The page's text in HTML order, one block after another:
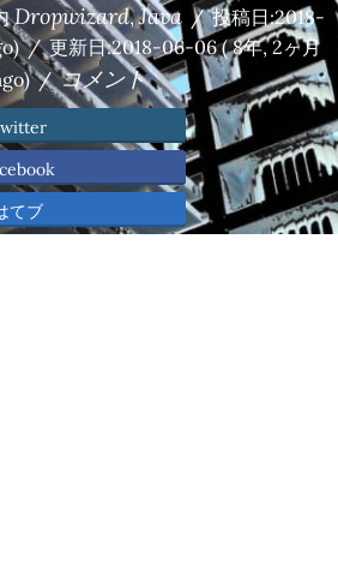
Dropwizard,Java / 投稿日:2018-
/ 更新日:2018-06-06( 8年, 2ヶ月
/ コメント
てブ